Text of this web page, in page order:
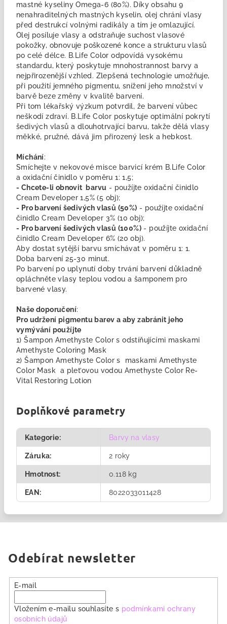
mastné kyseliny Omega-6 (80%). Díky obsahu 9
nenahraditelných mastných kyselin, olej chrání vlasy
před destrukcí volnými radikály a tím je omlazující.
Olej posíluje vlasy a odstraňuje suchost vlasové
pokožky, obnovuje poškozené konce a strukturu vlasů
po celé délce. B.Life Color odpovídá vysokému
standardu, který poskytuje mnohostrannost barvy a
nejpřirozenější vzhled. Zlepšená technologie umožňuje,
při použití jemného pigmentu, snížení jeho množství v
barvě beze změny v kvalitě barvení.
Při tom lékařský výzkum potvrdil, že barvení vůbec
neškodí zdraví. B.Life Color poskytuje optimální pokrytí
šedivých vlasů a dlouhotrvající barvu, takže dělá vlasy
měkké, pružné, dává jim přirozený lesk a hebkost.
Míchání:
Smíchejte v nekovové misce barvicí krém B.Life Color
a oxidační činidlo v poměru 1: 1,5;
- Chcete-li obnovit barvu - použíjte oxidační činidlo
Cream Developer 1,5% (5 obj);
- Pro barvení šedivých vlasů (50%) - použíjte oxidační
činidlo Cream Developer 3% (10 obj);
- Pro barvení šedivých vlasů (100%) - použíjte oxidační
činidlo Cream Developer 6% (20 obj).
Aby dostat sytější barvu smíchávat v poměru 1: 1.
Doba barvení 25-30 minut.
Po barvení po uplynutí doby trvání barvení důkladně
opláchněte vlasy teplou vodou a šamponem pro
barvené vlasy.
Naše doporučení:
Pro udržení pigmentu barev a aby zabránit jeho
vymývání použíjte
1) Šampon Amethyste Color s odstíňujícími maskami
Amethyste Coloring Mask
2) Šampon Amethyste Color s maskami Amethyste
Color Mask a plet’ovou vodou Amethyste Color Re-
Vital Restoring Lotion
Doplňkové parametry
Kategorie: Barvy na vlasy
Záruka: 2 roky
Hmotnost: 0.118 kg
EAN : 8022033011428
Odebírat newsletter
E-mail
Vložením e-mailu souhlasíte s podmínkami ochrany
osobních údajů